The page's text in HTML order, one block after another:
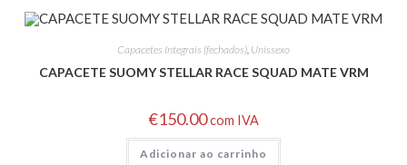
Capacetes Integrais (fechados) Unissexo
CAPACETE SUOMY STELLAR RACE SQUAD MATE VRM
€150.00com IVA
Adicionar ao carrinho